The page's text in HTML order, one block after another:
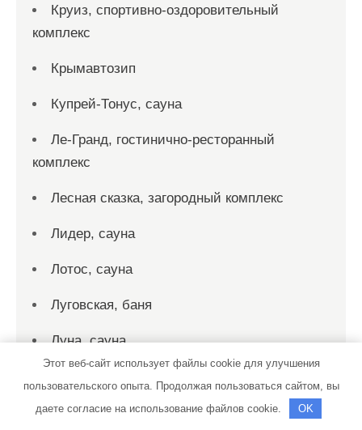
Круиз, спортивно-оздоровительный
комплекс
Крымавтозип
Купрей-Тонус, сауна
Ле-Гранд, гостинично-ресторанный
комплекс
Лесная сказка, загородный комплекс
Лидер, сауна
Лотос, сауна
Луговская, баня
Луна, сауна
Магистраль, санаторий-профилакторий
Этот веб-сайт использует файлы cookie для улучшения
пользовательского опыта. Продолжая пользоваться сайтом, вы
даете согласие на использование файлов cookie.
OK